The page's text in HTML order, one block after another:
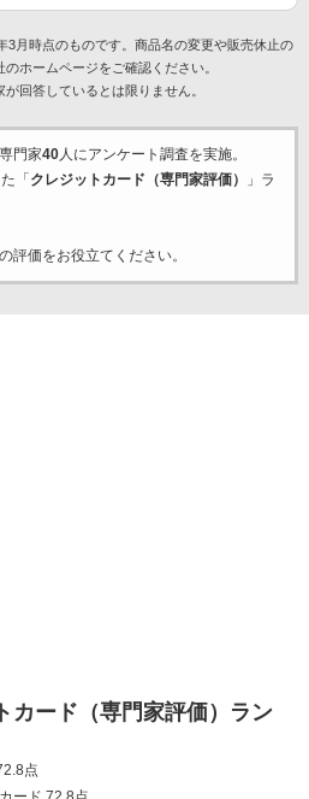
月時点のものです。商品名の変更や販売休止の
ホームページをご確認ください。
回答しているとは限りません。
門家40人にアンケート調査を実施。
「 クレジットカード（専門家評価）
」ラ
評価をお役立てください。
カード（専門家評価）ラン
点